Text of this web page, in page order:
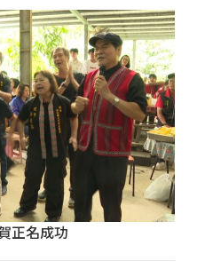
正名成功